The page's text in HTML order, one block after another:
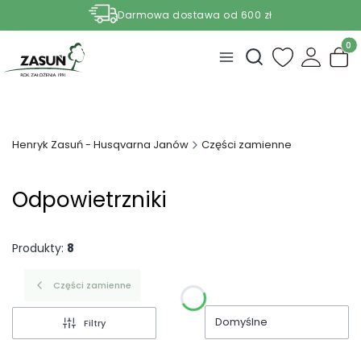
Darmowa dostawa od 600 zł
zobacz
Otwórz
Henryk Zasuń - Husqvarna Janów Części zamienne
Odpowietrzniki
Produkty: 8
Części zamienne
Filtry Domyślne